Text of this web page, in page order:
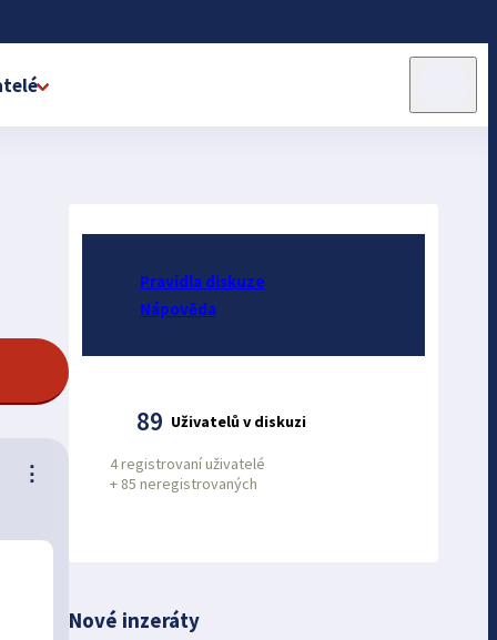
⋮
Pravidla diskuze
Nápověda
89 Uživatelů v diskuzi
4 registrovaní uživatelé
+ 85 neregistrovaných
Nové inzeráty